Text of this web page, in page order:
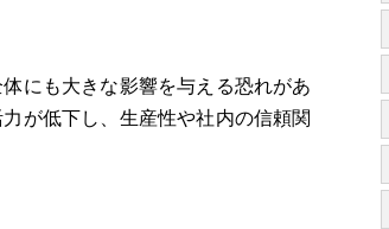
にも大きな影響を与える恐れがあ
が低下し、生産性や社内の信頼関